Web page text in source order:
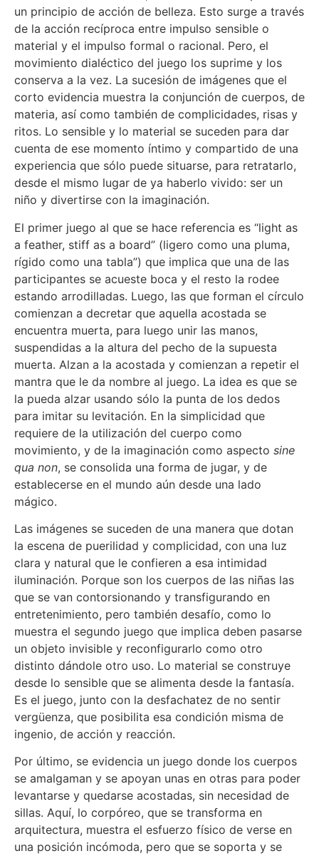
un principio de acción de belleza. Esto surge a través
de la acción recíproca entre impulso sensible o
material y el impulso formal o racional. Pero, el
movimiento dialéctico del juego los suprime y los
conserva a la vez. La sucesión de imágenes que el
corto evidencia muestra la conjunción de cuerpos, de
materia, así como también de complicidades, risas y
ritos. Lo sensible y lo material se suceden para dar
cuenta de ese momento íntimo y compartido de una
experiencia que sólo puede situarse, para retratarlo,
desde el mismo lugar de ya haberlo vivido: ser un
niño y divertirse con la imaginación.
El primer juego al que se hace referencia es “light as
a feather, stiff as a board” (ligero como una pluma,
rígido como una tabla”) que implica que una de las
participantes se acueste boca y el resto la rodee
estando arrodilladas. Luego, las que forman el círculo
comienzan a decretar que aquella acostada se
encuentra muerta, para luego unir las manos,
suspendidas a la altura del pecho de la supuesta
muerta. Alzan a la acostada y comienzan a repetir el
mantra que le da nombre al juego. La idea es que se
la pueda alzar usando sólo la punta de los dedos
para imitar su levitación. En la simplicidad que
requiere de la utilización del cuerpo como
movimiento, y de la imaginación como aspecto sine
qua non, se consolida una forma de jugar, y de
establecerse en el mundo aún desde una lado
mágico.
Las imágenes se suceden de una manera que dotan
la escena de puerilidad y complicidad, con una luz
clara y natural que le confieren a esa intimidad
iluminación. Porque son los cuerpos de las niñas las
que se van contorsionando y transfigurando en
entretenimiento, pero también desafío, como lo
muestra el segundo juego que implica deben pasarse
un objeto invisible y reconfigurarlo como otro
distinto dándole otro uso. Lo material se construye
desde lo sensible que se alimenta desde la fantasía.
Es el juego, junto con la desfachatez de no sentir
vergüenza, que posibilita esa condición misma de
ingenio, de acción y reacción.
Por último, se evidencia un juego donde los cuerpos
se amalgaman y se apoyan unas en otras para poder
levantarse y quedarse acostadas, sin necesidad de
sillas. Aquí, lo corpóreo, que se transforma en
arquitectura, muestra el esfuerzo físico de verse en
una posición incómoda, pero que se soporta y se